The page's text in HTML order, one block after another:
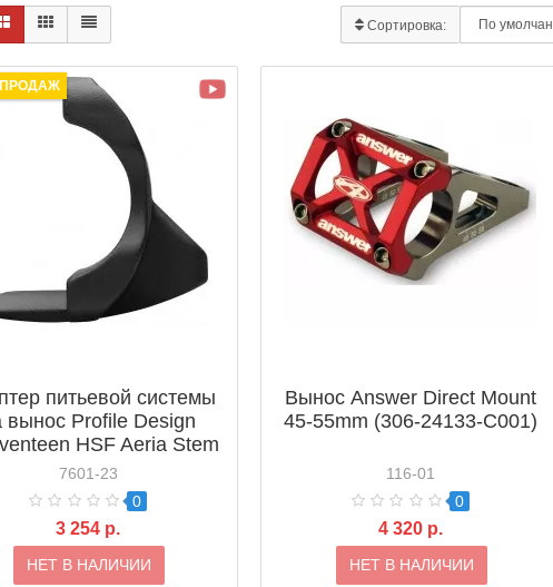
Сортировка:
питьевой системы
вынос Profile Design
HSF Aeria Stem
(AC117HFPKТ)
7601-23
0
3 254 р.
НЕТ В НАЛИЧИИ
Вынос Answer Direct Mount
45-55mm (306-24133-C001)
116-01
0
4 320 р.
НЕТ В НАЛИЧИИ